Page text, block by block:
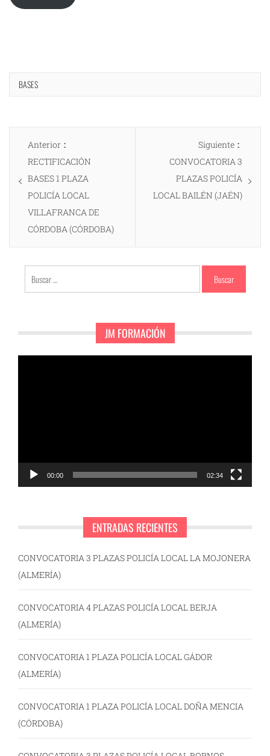
BASES
Navegación
entradas
Anterior
anterior:
RECTIFICACIÓN
BASES 1 PLAZA
POLICÍA LOCAL
VILLAFRANCA DE
CÓRDOBA (CÓRDOBA)
Siguiente
CONVOCATORIA 3
PLAZAS POLICÍA
LOCAL BAILÉN (JAÉN)
Buscar:
JM FORMACIÓN
00:00 02:34
ENTRADAS RECIENTES
CONVOCATORIA 3 PLAZAS POLICÍA LOCAL LA MOJONERA
(ALMERÍA)
CONVOCATORIA 4 PLAZAS POLICÍA LOCAL BERJA
(ALMERÍA)
CONVOCATORIA 1 PLAZA POLICÍA LOCAL GÁDOR
(ALMERÍA)
CONVOCATORIA 1 PLAZA POLICÍA LOCAL DOÑA MENCIA
(CÓRDOBA)